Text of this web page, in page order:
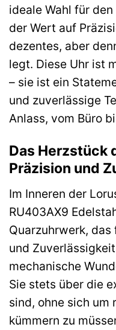
ideale Wahl für
der Wert auf
dezentes, aber
legt. Diese Uhr ist
– sie ist ein
und zuverlässige
Anlass, vom Büro
Das Herzstück
Präzision und
Im Inneren der
RU403AX9
Quarzuhrwerk,
und
mechanische
Sie stets über die
sind, ohne sich um
kümmern zu